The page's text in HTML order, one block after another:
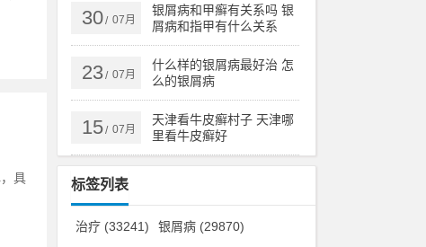
具
30/ 07月
银屑病和甲癣有关系吗 银
屑病和指甲有什么关系
23/ 07月
什么样的银屑病最好治 怎
么的银屑病
15/ 07月
天津看牛皮癣村子 天津哪
里看牛皮癣好
标签列表
治疗 (33241) 银屑病 (29870)